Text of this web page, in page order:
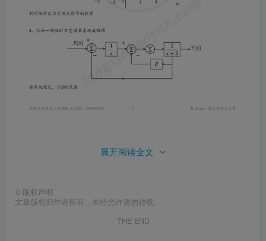
展开阅读全文
© 版权声明
文章版权归作者所有，未经允许请勿转载。
THE END